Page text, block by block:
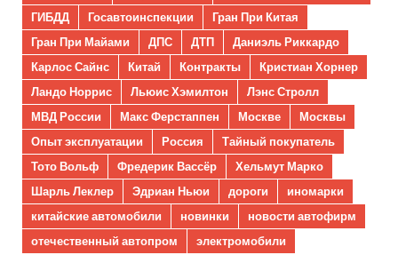
ГИБДД
Госавтоинспекции
Гран При Китая
Гран При Майами
ДПС ДТП
Даниэль Риккардо
Карлос Сайнс
Китай Контракты
Кристиан Хорнер
Ландо Норрис
Льюис Хэмилтон
Лэнс Стролл
МВД России
Макс Ферстаппен Москве
Москвы
Опыт эксплуатации
Россия
Тайный покупатель
Тото Вольф
Фредерик Вассёр
Хельмут Марко
Шарль Леклер
Эдриан Ньюи дороги
иномарки
китайские автомобили
новинки
новости автофирм
отечественный автопром
электромобили